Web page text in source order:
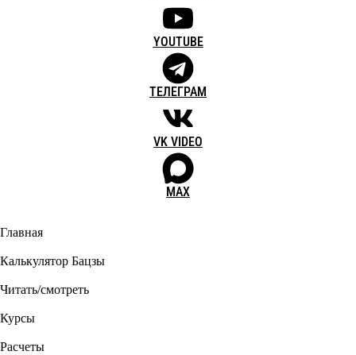
YOUTUBE
ТЕЛЕГРАМ
VK VIDEO
MAX
Главная
Калькулятор Бацзы
Читать/смотреть
Курсы
Расчеты